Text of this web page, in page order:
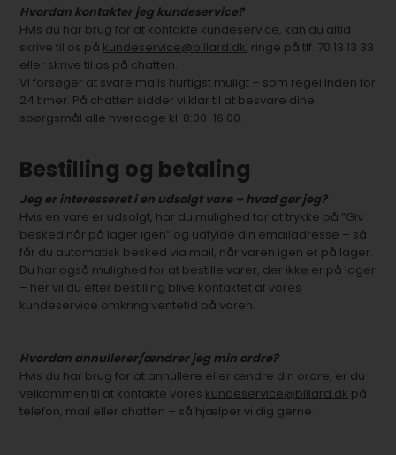
Hvordan kontakter jeg kundeservice?
Hvis du har brug for at kontakte kundeservice, kan du altid
skrive til os på kundeservice@billard.dk, ringe på tlf. 70 13 13 33
eller skrive til os på chatten.
Vi forsøger at svare mails hurtigst muligt – som regel inden for
24 timer. På chatten sidder vi klar til at besvare dine
spørgsmål alle hverdage kl. 8:00-16:00.
Bestilling og betaling
Jeg er interesseret i en udsolgt vare – hvad gør jeg?
Hvis en vare er udsolgt, har du mulighed for at trykke på ”Giv
besked når på lager igen” og udfylde din emailadresse – så
får du automatisk besked via mail, når varen igen er på lager.
Du har også mulighed for at bestille varer, der ikke er på lager
– her vil du efter bestilling blive kontaktet af vores
kundeservice omkring ventetid på varen.
Hvordan annullerer/ændrer jeg min ordre?
Hvis du har brug for at annullere eller ændre din ordre, er du
velkommen til at kontakte vores kundeservice@billard.dk på
telefon, mail eller chatten – så hjælper vi dig gerne.